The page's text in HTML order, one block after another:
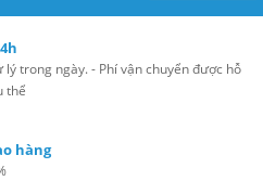
trong ngày. - Phí vận chuyển được hỗ
thể
hàng